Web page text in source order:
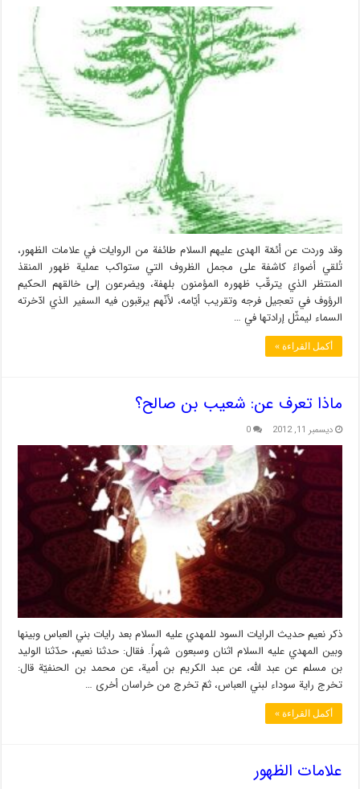
وقد وردت عن أئمّة الهدى عليهم السلام طائفة من الروايات في علامات الظهور،
تُلقي أضواءً كاشفة على مجمل الظروف التي ستواكب عملية ظهور المنقذ
المنتظر الذي يترقّب ظهوره المؤمنون بلهفة، ويضرعون إلى خالقهم الحكيم
الرؤوف في تعجيل فرجه وتقريب أيّامه، لأنّهم يرقبون فيه السفير الذي ادّخرته
السماء ليمثّل إرادتها في …
أكمل القراءة »
ماذا تعرف عن: شعيب بن صالح؟
ديسمبر 11, 2012 0
ذكر نعيم حديث الرايات السود للمهدي عليه السلام بعد رايات بني العباس وبينها
وبين المهدي عليه السلام اثنان وسبعون شهراً. فقال: حدثنا نعيم، حدّثنا الوليد
بن مسلم عن عبد الله، عن عبد الكريم بن أمية، عن محمد بن الحنفيّة قال:
تخرج راية سوداء لبني العباس، ثمّ تخرج من خراسان أخرى …
أكمل القراءة »
علامات الظهور